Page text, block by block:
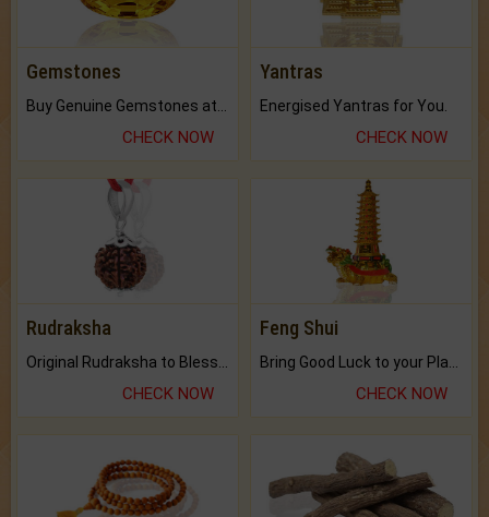
Gemstones
CHECK NOW
Yantras
Energised Yantras for You.
CHECK NOW
Rudraksha
CHECK NOW
Feng Shui
CHECK NOW